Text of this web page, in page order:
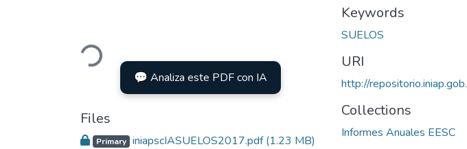
Loading...
💬 Analiza este PDF con IA
Files
Primary iniapscIASUELOS2017.pdf(1.23 MB)
Keywords
SUELOS
URI
http://
Collections
Informes Anuales EESC